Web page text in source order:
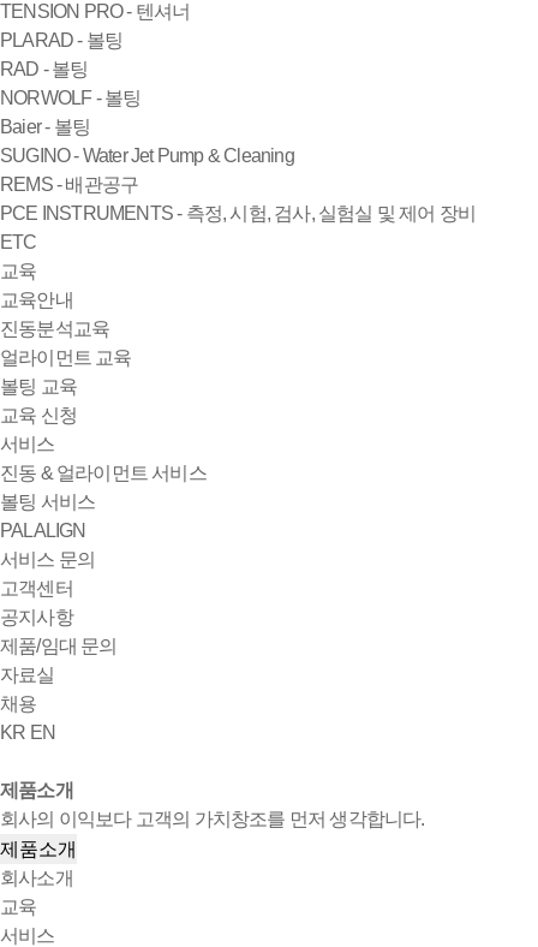
TENSION PRO - 텐셔너
PLARAD - 볼팅
RAD - 볼팅
NORWOLF - 볼팅
Baier - 볼팅
SUGINO - Water Jet Pump & Cleaning
REMS - 배관공구
PCE INSTRUMENTS - 측정, 시험, 검사, 실험실 및 제어 장비
ETC
교육
교육안내
진동분석교육
얼라이먼트 교육
볼팅 교육
교육 신청
서비스
진동 & 얼라이먼트 서비스
볼팅 서비스
PALALIGN
서비스 문의
고객센터
공지사항
제품/임대 문의
자료실
채용
KR EN
제품소개
회사의 이익보다 고객의 가치창조를 먼저 생각합니다.
제품소개
회사소개
교육
서비스